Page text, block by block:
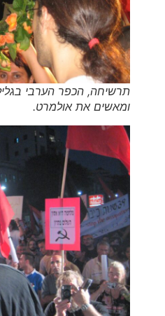
תרשיחה, הכפר הערבי
ומאשים את אולמרט.